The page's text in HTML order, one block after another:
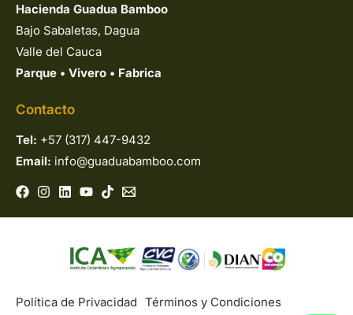
Hacienda Guadua Bamboo
Bajo Sabaletas, Dagua
Valle del Cauca
Parque • Vivero • Fabrica
Contacto
Tel: +57 (317) 447-9432
Email: info@guaduabamboo.com
Política de Privacidad Términos y Condiciones